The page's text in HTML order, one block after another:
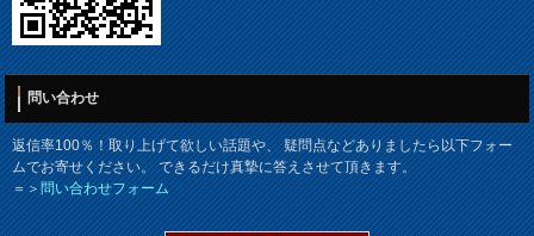
問い合わせ
返信率100％！取り上げて欲しい話題や、 疑問点などありましたら以下フォー
ムでお寄せください。 できるだけ真摯に答えさせて頂きます。
＝＞問い合わせフォーム